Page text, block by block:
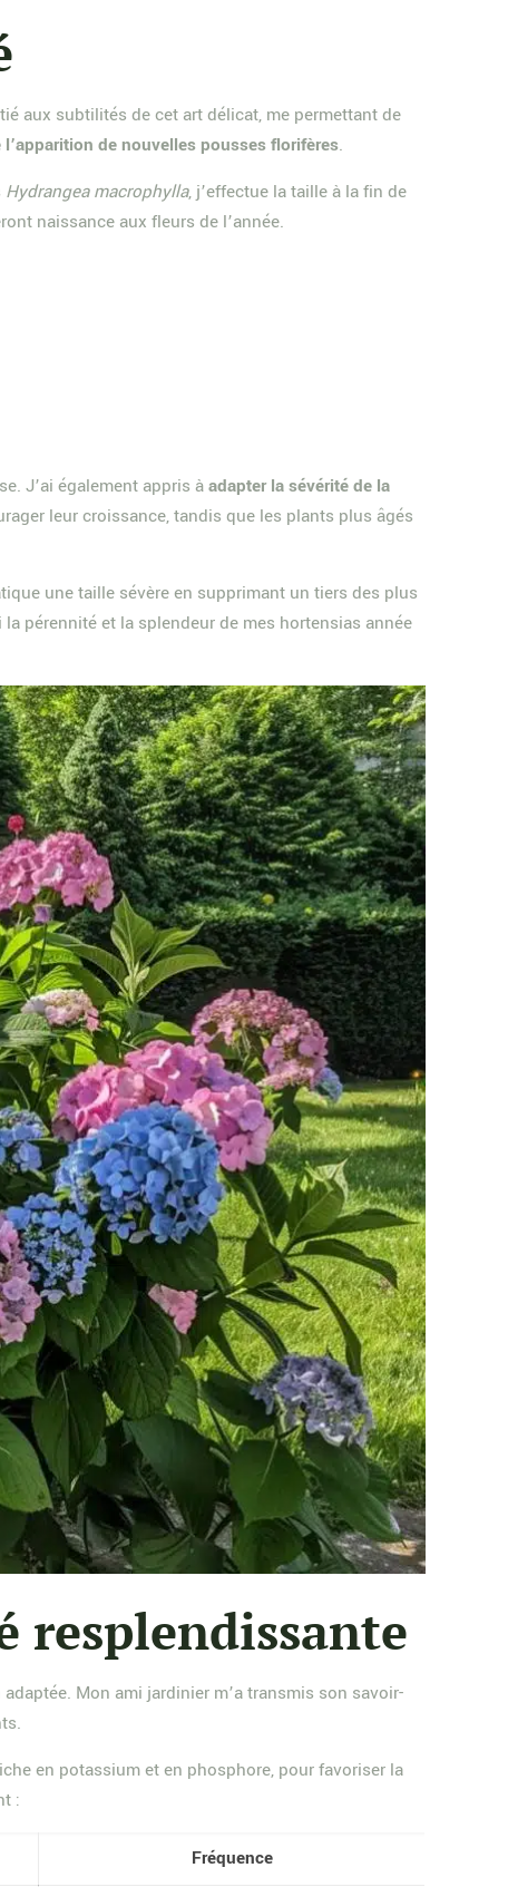
aux subtilités de cet art délicat, me permettant de
de nouvelles pousses florifères.
Hydrangea macrophylla, j’effectue la taille à la fin de
naissance aux fleurs de l’année.
J’ai également appris àadapter la sévérité de la
leur croissance, tandis que les plants plus âgés
une taille sévère en supprimant un tiers des plus
pérennité et la splendeur de mes hortensias année
resplendissante
Mon ami jardinier m’a transmis son savoir-
en potassium et en phosphore, pour favoriser la
:
Fréquence